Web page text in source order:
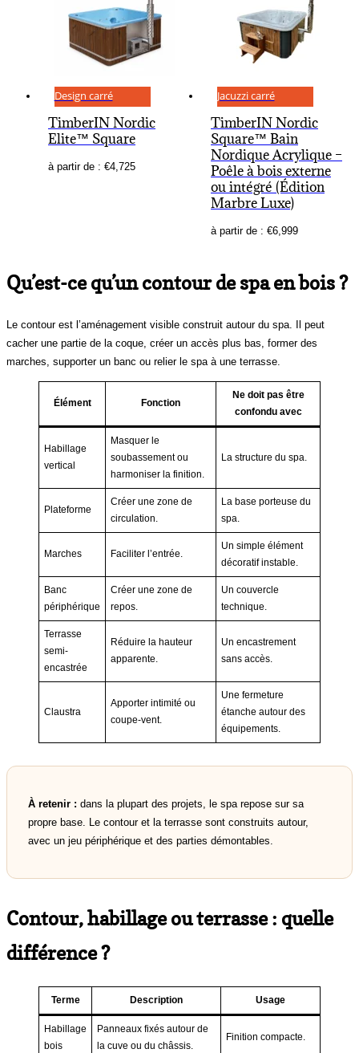
Design carré
TimberIN Nordic
Elite™ Square
à partir de : €4,725
Jacuzzi carré
TimberIN Nordic
Square™ Bain
Nordique Acrylique –
Poêle à bois externe
ou intégré (Édition
Marbre Luxe)
à partir de : €6,999
Qu’est-ce qu’un contour de spa en bois ?
Le contour est l’aménagement visible construit autour du spa. Il peut
cacher une partie de la coque, créer un accès plus bas, former des
marches, supporter un banc ou relier le spa à une terrasse.
Élément Fonction
Ne doit pas être
confondu avec
Habillage
vertical
Masquer le
soubassement ou
harmoniser la finition.
La structure du spa.
Plateforme
Créer une zone de
circulation.
La base porteuse du
spa.
Marches Faciliter l’entrée.
Un simple élément
décoratif instable.
Banc
périphérique
Créer une zone de
repos.
Un couvercle
technique.
Terrasse
semi-
encastrée
Réduire la hauteur
apparente.
Un encastrement
sans accès.
Claustra
Apporter intimité ou
coupe-vent.
Une fermeture
étanche autour des
équipements.
À retenir : dans la plupart des projets, le spa repose sur sa
propre base. Le contour et la terrasse sont construits autour,
avec un jeu périphérique et des parties démontables.
Contour, habillage ou terrasse : quelle
différence ?
Terme Description Usage
Habillage
bois
Panneaux fixés autour de
la cuve ou du châssis.
Finition compacte.